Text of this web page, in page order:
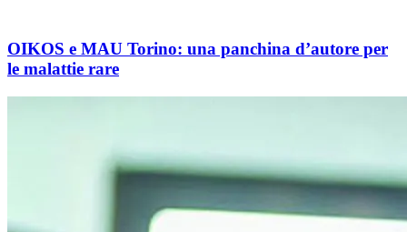
OIKOS e MAU Torino: una panchina d’autore per
le malattie rare